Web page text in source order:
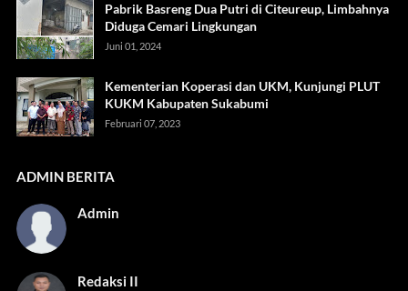
Pabrik Basreng Dua Putri di Citeureup, Limbahnya
Diduga Cemari Lingkungan
Juni 01, 2024
Kementerian Koperasi dan UKM, Kunjungi PLUT
KUKM Kabupaten Sukabumi
Februari 07, 2023
ADMIN BERITA
Admin
Redaksi II